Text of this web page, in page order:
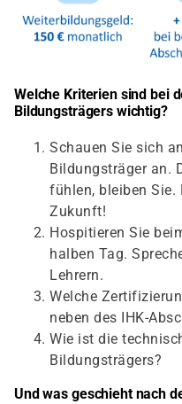
Welche Kriterien sind bei
Bildungsträgers wichtig?
Schauen Sie sich
Bildungsträger an.
fühlen, bleiben Sie.
Zukunft!
Hospitieren Sie
halben Tag.
Lehrern.
Welche
neben des IHK-
Wie ist die
Bildungsträgers?
Und was geschieht nach